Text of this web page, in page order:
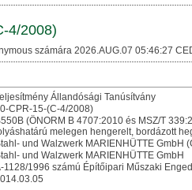
4/2008)
számára 2026.AUG.07 05:46:27
Állandósági Tanúsítvány
CPR-15-(C-4/2008)
(ÖNORM B 4707:2010 és MSZ/T
melegen hengerelt, bordázott
und Walzwerk MARIENHÜTTE GmbH
und Walzwerk MARIENHÜTTE GmbH
1128/1996 számú Építőipari Műszaki